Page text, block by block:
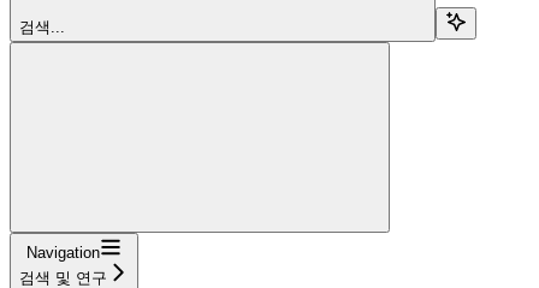
검색...
Navigation
검색 및 연구